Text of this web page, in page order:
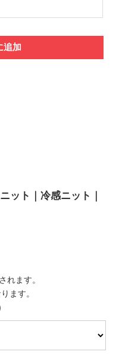
追加
ット｜冷感ニット｜
れます。
ます。